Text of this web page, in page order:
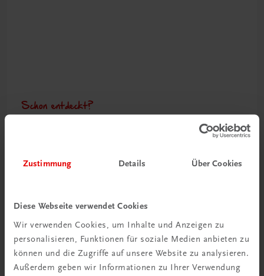
Zustimmung Details Über Cookies
Diese Webseite verwendet Cookies
Wir verwenden Cookies, um Inhalte und Anzeigen zu
personalisieren, Funktionen für soziale Medien anbieten zu
können und die Zugriffe auf unsere Website zu analysieren.
Außerdem geben wir Informationen zu Ihrer Verwendung
Schon entdeckt?